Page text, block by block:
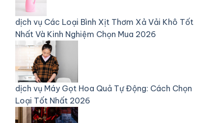
dịch vụ Các Loại Bình Xịt Thơm Xả Vải Khô Tốt
Nhất Và Kinh Nghiệm Chọn Mua 2026
dịch vụ Máy Gọt Hoa Quả Tự Động: Cách Chọn
Loại Tốt Nhất 2026